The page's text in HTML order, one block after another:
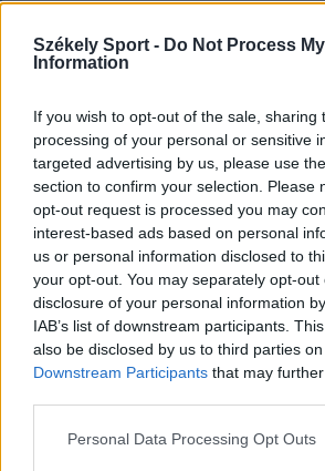
Székely Sport - Do Not Process
Information
If you wish to opt-out of the sale, sharing
processing of your personal or sensitive
targeted advertising by us, please use
section to confirm your selection. Please
opt-out request is processed you may
interest-based ads based on personal
us or personal information disclosed to
your opt-out. You may separately opt-
disclosure of your personal information
IAB’s list of downstream participants.
also be disclosed by us to third parties
Downstream Participants that may
Personal Data Processing Opt Outs
KRÓNIKA
A Majka-ügy csak a
kellene fejezni a
acsarkodást